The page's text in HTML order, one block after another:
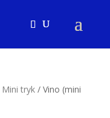
Mini tryk/ Vino (mini